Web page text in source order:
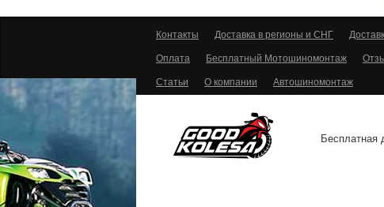
Контакты Доставка в регионы и СНГ
Оплата Бесплатный Мотошиномонтаж
Статьи О компании Автошиномонтаж
Бесплатная